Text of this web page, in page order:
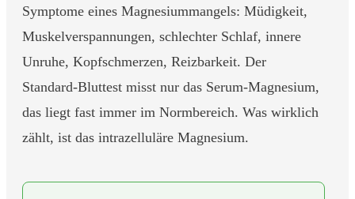
Symptome eines Magnesiummangels: Müdigkeit,
Muskelverspannungen, schlechter Schlaf, innere
Unruhe, Kopfschmerzen, Reizbarkeit. Der
Standard-Bluttest misst nur das Serum-Magnesium,
das liegt fast immer im Normbereich. Was wirklich
zählt, ist das intrazelluläre Magnesium.